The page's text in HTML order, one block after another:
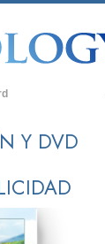
Qué
de
Y DVD